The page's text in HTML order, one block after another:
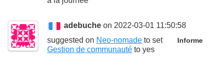
adebuche on 2022-03-01 11:50:58
Informe
suggested on Neo-nomade to set
Gestion de communauté to yes